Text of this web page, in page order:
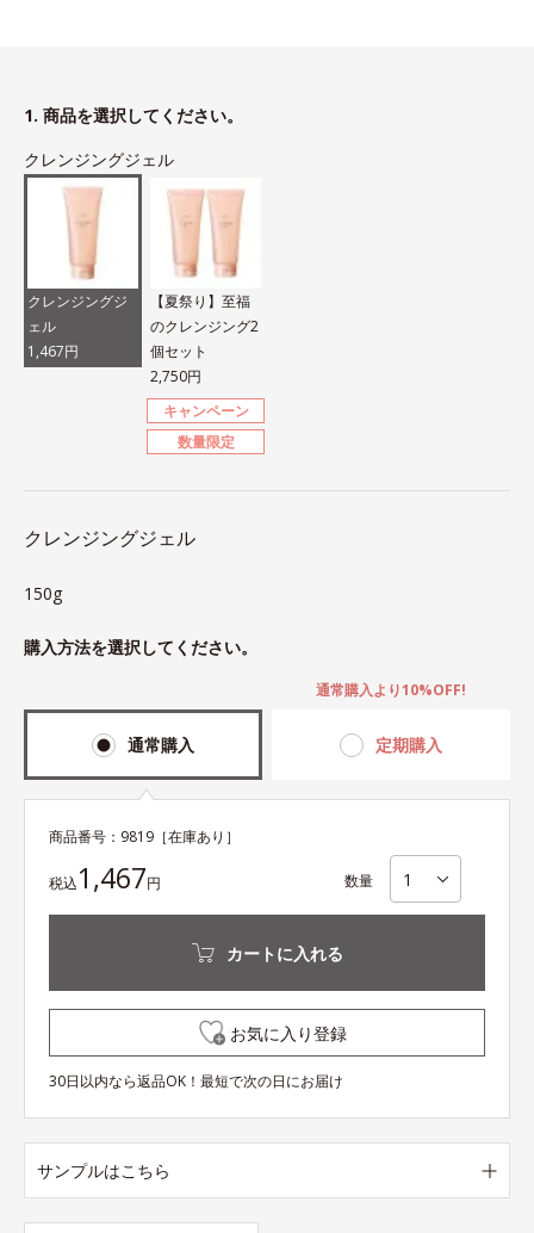
1. 商品を選択してください。
クレンジングジェル
クレンジングジ
ェル
1,467円
【夏祭り】至福
のクレンジング2
個セット
2,750円
キャンペーン
数量限定
クレンジングジェル
150g
購入方法を選択してください。
通常購入 定期購入
通常購入より10%OFF!
商品番号： 9819 ［在庫あり］
税込1,467円 数量
カートに入れる
お気に入り登録
30日以内なら返品OK！最短で次の日にお届け
サンプルはこちら